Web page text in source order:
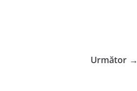
Următor →